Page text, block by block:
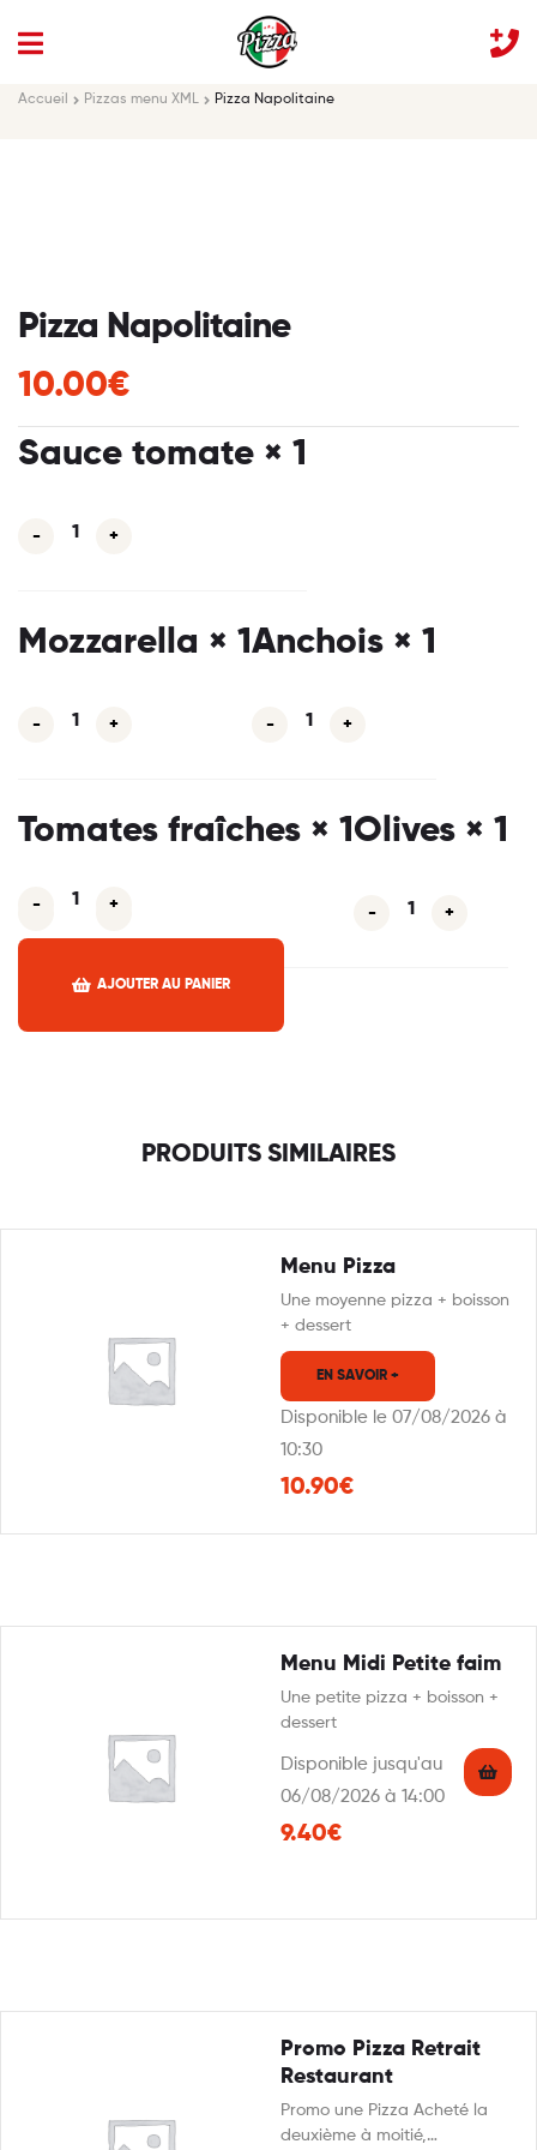
Accueil Pizzas menu XML Pizza Napolitaine
Pizza Napolitaine
10.00€
Sauce tomate × 1
- +
Mozzarella × 1
- +
Anchois × 1
- +
Tomates fraîches × 1Olives × 1
- +
- +
AJOUTER AU PANIER
PRODUITS SIMILAIRES
Menu Pizza
Une moyenne pizza + boisson
+ dessert
EN SAVOIR +
Disponible le 07/08/2026 à
10:30
10.90€
Menu Midi Petite faim
Une petite pizza + boisson +
dessert
Disponible jusqu'au
06/08/2026 à 14:00
9.40€
Promo Pizza Retrait
Restaurant
Promo une Pizza Acheté la
deuxième à moitié,